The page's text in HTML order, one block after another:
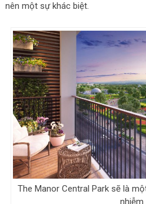
nên một sự khác biệt.
The Manor Central Park sẽ là
nhiễm